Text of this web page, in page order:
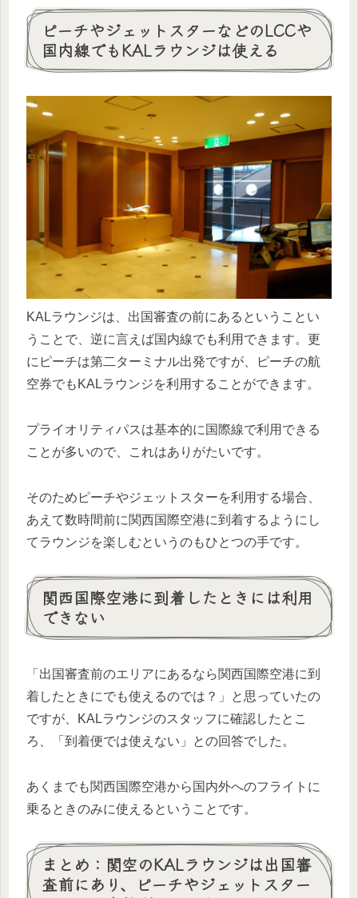
ピーチやジェットスターなどのLCCや
国内線でもKALラウンジは使える
KALラウンジは、出国審査の前にあるということい
うことで、逆に言えば国内線でも利用できます。更
にピーチは第二ターミナル出発ですが、ピーチの航
空券でもKALラウンジを利用することができます。
プライオリティパスは基本的に国際線で利用できる
ことが多いので、これはありがたいです。
そのためピーチやジェットスターを利用する場合、
あえて数時間前に関西国際空港に到着するようにし
てラウンジを楽しむというのもひとつの手です。
関西国際空港に到着したときには利用
できない
「出国審査前のエリアにあるなら関西国際空港に到
着したときにでも使えるのでは？」と思っていたの
ですが、KALラウンジのスタッフに確認したとこ
ろ、「到着便では使えない」との回答でした。
あくまでも関西国際空港から国内外へのフライトに
乗るときのみに使えるということです。
まとめ：関空のKALラウンジは出国審
査前にあり、ピーチやジェットスター